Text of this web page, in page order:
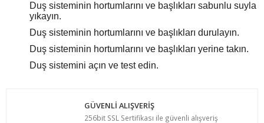
Duş sisteminin hortumlarını ve başlıkları sabunlu suyla
yıkayın.
Duş sisteminin hortumlarını ve başlıkları durulayın.
Duş sisteminin hortumlarını ve başlıkları yerine takın.
Duş sistemini açın ve test edin.
GÜVENLİ ALIŞVERİŞ
256bit SSL Sertifikası ile güvenli alışveriş